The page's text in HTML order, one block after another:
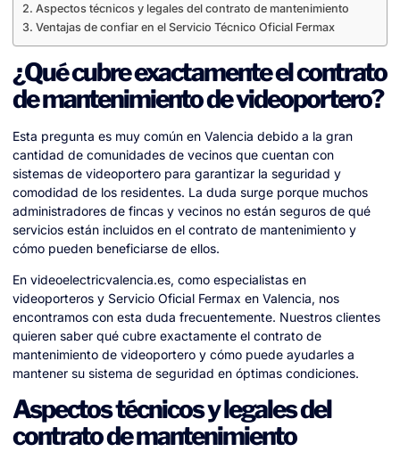
Aspectos técnicos y legales del contrato de mantenimiento
Ventajas de confiar en el Servicio Técnico Oficial Fermax
¿Qué cubre exactamente el contrato
de mantenimiento de videoportero?
Esta pregunta es muy común en Valencia debido a la gran
cantidad de comunidades de vecinos que cuentan con
sistemas de videoportero para garantizar la seguridad y
comodidad de los residentes. La duda surge porque muchos
administradores de fincas y vecinos no están seguros de qué
servicios están incluidos en el contrato de mantenimiento y
cómo pueden beneficiarse de ellos.
En videoelectricvalencia.es, como especialistas en
videoporteros y Servicio Oficial Fermax en Valencia, nos
encontramos con esta duda frecuentemente. Nuestros clientes
quieren saber qué cubre exactamente el contrato de
mantenimiento de videoportero y cómo puede ayudarles a
mantener su sistema de seguridad en óptimas condiciones.
Aspectos técnicos y legales del
contrato de mantenimiento